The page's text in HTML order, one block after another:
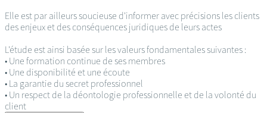
Elle est par ailleurs soucieuse d'informer avec précisions les clients
des enjeux et des conséquences juridiques de leurs actes
L'étude est ainsi basée sur les valeurs fondamentales suivantes :
• Une formation continue de ses membres
• Une disponibilité et une écoute
• La garantie du secret professionnel
• Un respect de la déontologie professionnelle et de la volonté du
client